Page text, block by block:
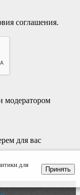
соглашения.
модератором
для вас
для
Принять